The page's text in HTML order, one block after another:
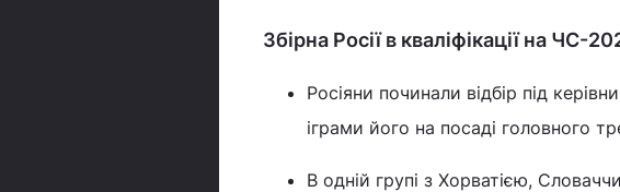
Збірна Росії в кваліфікації на ЧС-
Росіяни починали відбір під
іграми його на посаді головного
В одній групі з Хорватією,